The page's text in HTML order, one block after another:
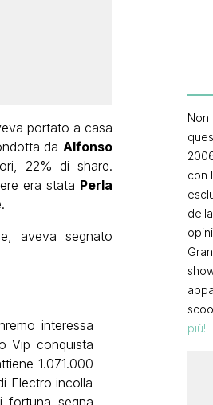
portato a casa
da Alfonso
22% di share.
era stata Perla
aveva segnato
interessa
Vip conquista
1.071.000
Electro incolla
Non
con
più!